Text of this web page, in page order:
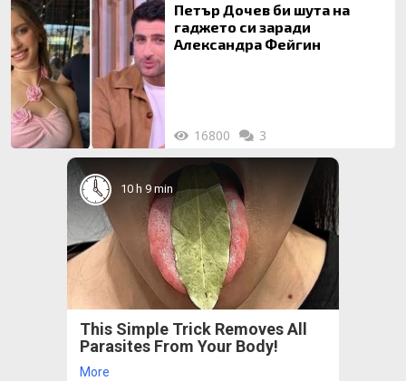
Петър Дочев би шута на
гаджето си заради
Александра Фейгин
16800 3
10 h 9 min
This Simple Trick Removes All
Parasites From Your Body!
More